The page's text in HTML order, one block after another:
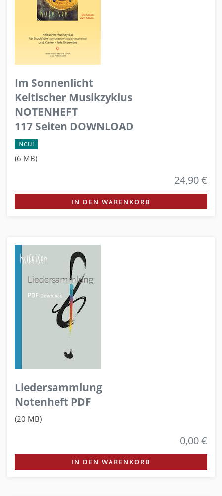
Im Sonnenlicht
Keltischer Musikzyklus
NOTENHEFT
117 Seiten DOWNLOAD
Neu!
(6 MB)
24,90 €
IN DEN WARENKORB
Liedersammlung
Notenheft PDF
(20 MB)
0,00 €
IN DEN WARENKORB